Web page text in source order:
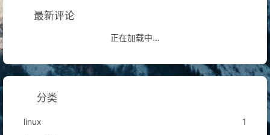
最新评论
正在加载中...
分类
linux
1